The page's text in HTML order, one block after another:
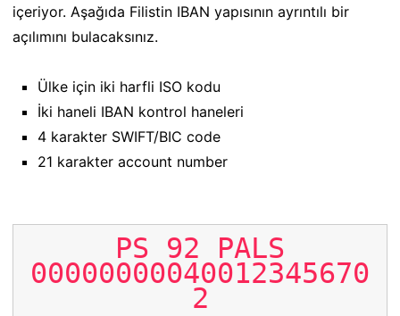
içeriyor. Aşağıda Filistin IBAN yapısının ayrıntılı bir
açılımını bulacaksınız.
Ülke için iki harfli ISO kodu
İki haneli IBAN kontrol haneleri
4 karakter SWIFT/BIC code
21 karakter account number
PS 92 PALS
00000000040012345670
2